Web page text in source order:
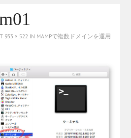
933 × 522 IN MAMPで複数ドメインを運用